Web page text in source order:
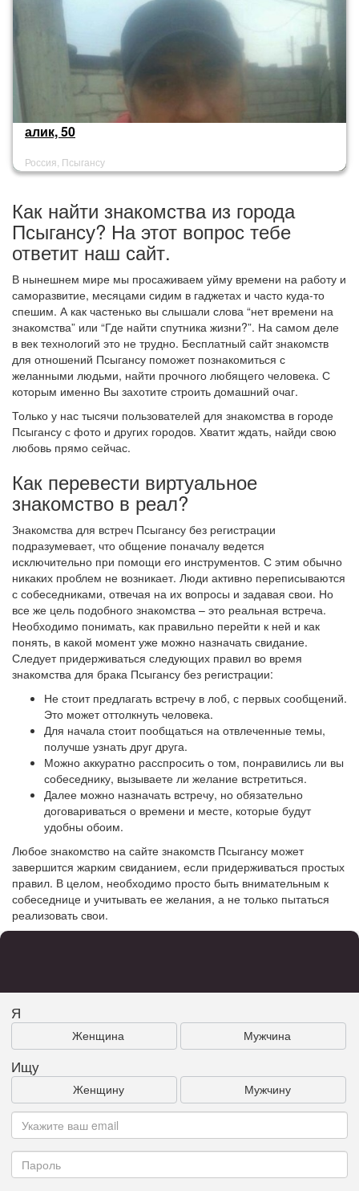
алик, 50
Россия, Псыгансу
Как найти знакомства из города
Псыгансу? На этот вопрос тебе
ответит наш сайт.
В нынешнем мире мы просаживаем уйму времени на работу и
саморазвитие, месяцами сидим в гаджетах и часто куда-то
спешим. А как частенько вы слышали слова “нет времени на
знакомства” или “Где найти спутника жизни?”. На самом деле
в век технологий это не трудно. Бесплатный сайт знакомств
для отношений Псыгансу поможет познакомиться с
желанными людьми, найти прочного любящего человека. С
которым именно Вы захотите строить домашний очаг.
Только у нас тысячи пользователей для знакомства в городе
Псыгансу с фото и других городов. Хватит ждать, найди свою
любовь прямо сейчас.
Как перевести виртуальное
знакомство в реал?
Знакомства для встреч Псыгансу без регистрации
подразумевает, что общение поначалу ведется
исключительно при помощи его инструментов. С этим обычно
никаких проблем не возникает. Люди активно переписываются
с собеседниками, отвечая на их вопросы и задавая свои. Но
все же цель подобного знакомства – это реальная встреча.
Необходимо понимать, как правильно перейти к ней и как
понять, в какой момент уже можно назначать свидание.
Следует придерживаться следующих правил во время
знакомства для брака Псыгансу без регистрации:
Не стоит предлагать встречу в лоб, с первых сообщений.
Это может оттолкнуть человека.
Для начала стоит пообщаться на отвлеченные темы,
получше узнать друг друга.
Можно аккуратно расспросить о том, понравились ли вы
собеседнику, вызываете ли желание встретиться.
Далее можно назначать встречу, но обязательно
договариваться о времени и месте, которые будут
удобны обоим.
Любое знакомство на сайте знакомств Псыгансу может
завершится жарким свиданием, если придерживаться простых
правил. В целом, необходимо просто быть внимательным к
собеседнице и учитывать ее желания, а не только пытаться
реализовать свои.
Я
Женщина Мужчина
Ищу
Женщину Мужчину